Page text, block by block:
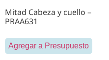
Mitad Cabeza y cuello –
PRAA631
Agregar a Presupuesto